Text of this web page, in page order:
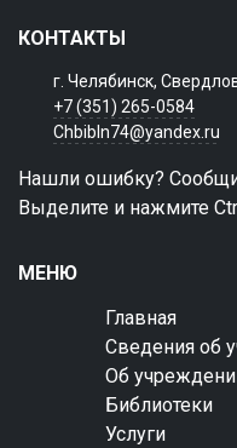
КОНТАКТЫ
г. Челябинск,
+7 (351) 265-0584
Chbibln74@yandex.ru
Нашли ошибку?
Выделите и нажмите
МЕНЮ
Главная
Сведения об
Об
Библиотеки
Услуги